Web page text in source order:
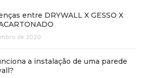
entre DRYWALL X GESSO X
de 2020
a instalação de uma parede